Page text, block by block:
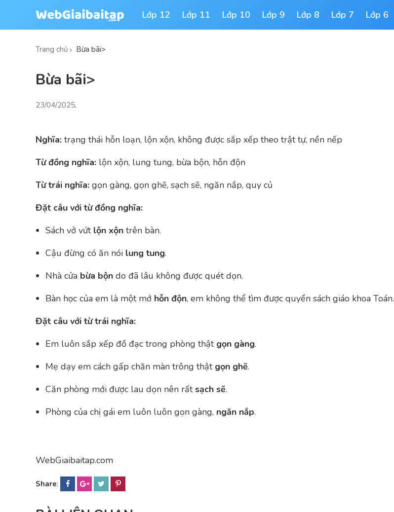
Lớp 12 Lớp 11 Lớp 10 Lớp 9 Lớp 8 Lớp 7 Lớp 6
Trang chủ Bừa bãi>
Bừa bãi>
23/04/2025.
Nghĩa: trạng thái hỗn loạn, lộn xộn, không được sắp xếp theo trật tự, nền nếp
Từ đồng nghĩa: lộn xộn, lung tung, bừa bộn, hỗn độn
Từ trái nghĩa: gọn gàng, gọn ghẽ, sạch sẽ, ngăn nắp, quy củ
Đặt câu với từ đồng nghĩa:
Sách vở vứt lộn xộn trên bàn.
Cậu đừng có ăn nói lung tung.
Nhà cửa bừa bộn do đã lâu không được quét dọn.
Bàn học của em là một mớ hỗn độn, em không thể tìm được quyển sách giáo khoa Toán.
Đặt câu với từ trái nghĩa:
Em luôn sắp xếp đồ đạc trong phòng thật gọn gàng.
Mẹ dạy em cách gấp chăn màn trông thật gọn ghẽ.
Căn phòng mới được lau dọn nên rấtsạch sẽ.
Phòng của chị gái em luôn luôn gọn gàng, ngăn nắp.
WebGiaibaitap.com
Share: